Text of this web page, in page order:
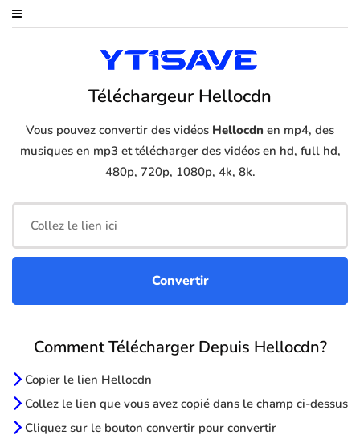
Téléchargeur Hellocdn
Vous pouvez convertir des vidéos Hellocdn en mp4, des
musiques en mp3 et télécharger des vidéos en hd, full hd,
480p, 720p, 1080p, 4k, 8k.
Comment Télécharger Depuis Hellocdn?
Copier le lien Hellocdn
Collez le lien que vous avez copié dans le champ ci-dessus
Cliquez sur le bouton convertir pour convertir